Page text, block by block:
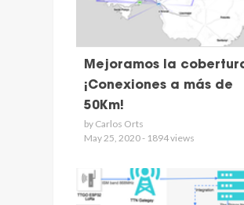
Mejoramos la
¡Conexiones a más de
50Km!
by Carlos Orts
May 25, 2020 - 1894 views